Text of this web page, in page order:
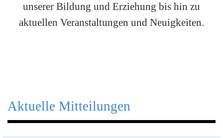
unserer Bildung und Erziehung bis hin zu
aktuellen Veranstaltungen und Neuigkeiten.
Aktuelle Mitteilungen